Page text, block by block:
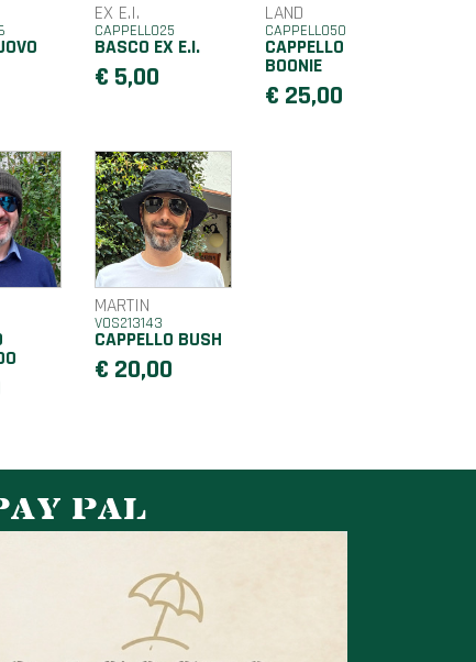
EX E.I.
CAPPELLO25
BASCO EX E.I.
€ 5,00
LAND
CAPPELLO50
CAPPELLO
BOONIE
€ 25,00
MARTIN
VOS213143
CAPPELLO BUSH
€ 20,00
PAL